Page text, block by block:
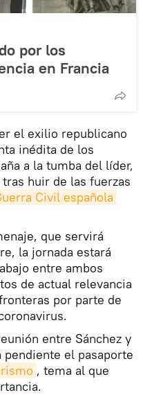
por los
en Francia
el exilio republicano
inédita de los
a la tumba del líder,
huir de las fuerzas
Civil española
que servirá
la jornada estará
entre ambos
de actual relevancia
por parte de
entre Sánchez y
el pasaporte
, tema al que